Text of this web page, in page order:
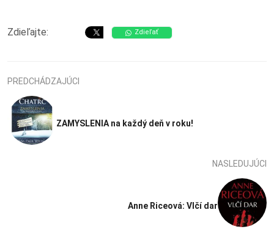
Zdieľajte: Zdieľať
PREDCHÁDZAJÚCI
ZAMYSLENIA na každý deň v roku!
NASLEDUJÚCI
Anne Riceová: Vlčí dar